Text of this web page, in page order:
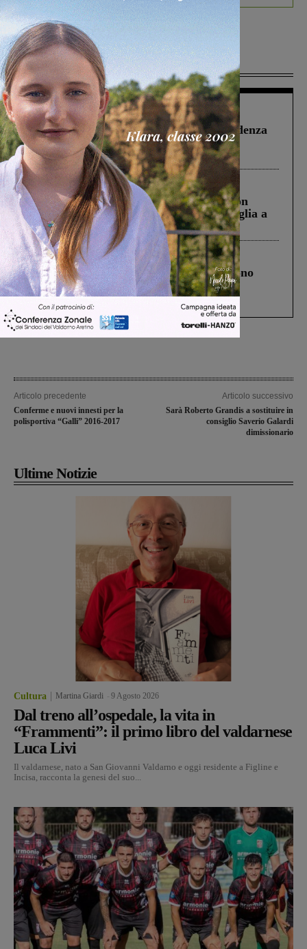
Più lette
Figline Incisa Valdarno 1 Agosto 2026
Piscina di Figline finanziata oltre la scadenza
Pnrr, il gruppo di Fratelli d’Italia: “Un
ringraziamento al Governo”
Cronaca 3 Agosto 2026
Scomparso da una struttura di Castiglion
Fiorentino l’uomo che aveva ucciso la figlia a
Levane nel 2020
Cronaca 4 Agosto 2026
Un anno fa la strage in A1 in cui morirono
Gianni, Giulia e Franco. Lo schianto, il
processo, lo stop ai sorpassi fra tir....
Articolo precedente
Conferme e nuovi innesti per la
polisportiva “Galli” 2016-2017
Articolo successivo
Sarà Roberto Grandis a sostituire in
consiglio Saverio Galardi
dimissionario
Ultime Notizie
Cultura Martina Giardi 9 Agosto 2026
Dal treno all’ospedale, la vita in
“Frammenti”: il primo libro del valdarnese
Luca Livi
Il valdarnese, nato a San Giovanni Valdarno e oggi residente a Figline e
Incisa, racconta la genesi del suo...